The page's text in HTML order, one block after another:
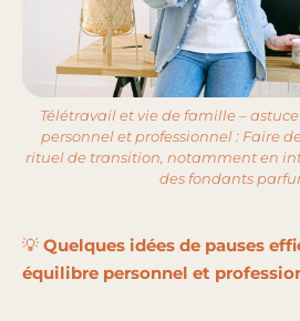
Télétravail et vie de famille –
personnel et professionnel : Faire
rituel de transition, notamment en
des fondants
💡 Quelques idées de pauses
équilibre personnel et